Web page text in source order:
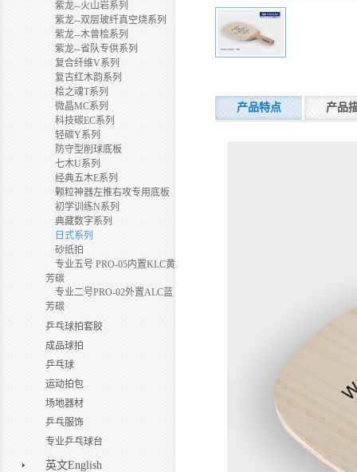
紫龙--火山岩系列
紫龙--双层玻纤真空烧系列
紫龙--木曾桧系列
紫龙--省队专供系列
复合纤维V系列
复古红木韵系列
桧之魂T系列
微晶MC系列
科技碳EC系列
轻碳Y系列
防守型削球底板
七木U系列
经典五木E系列
颗粒神器左推右攻专用底板
初学训练N系列
典藏数字系列
日式系列
砂纸拍
专业五号 PRO-05内置KLC黄
芳碳
专业二号PRO-02外置ALC蓝
芳碳
乒乓球拍套胶
成品球拍
乒乓球
运动拍包
场地器材
乒乓服饰
专业乒乓球台
英文English
产品特点 产品